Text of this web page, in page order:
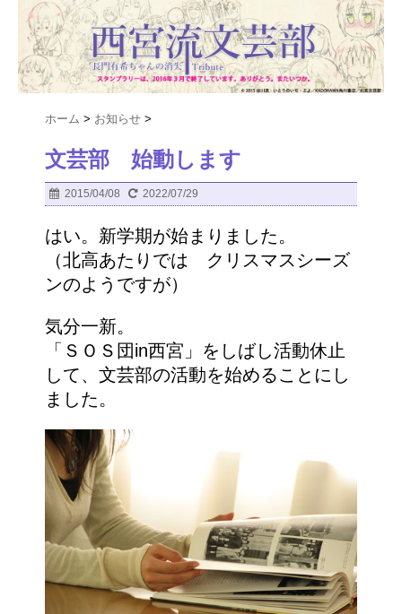
ホーム > お知らせ >
文芸部 始動します
2015/04/08 2022/07/29
はい。新学期が始まりました。
（北高あたりでは クリスマスシーズ
ンのようですが）
気分一新。
「ＳＯＳ団in西宮」をしばし活動休止
して、文芸部の活動を始めることにし
ました。